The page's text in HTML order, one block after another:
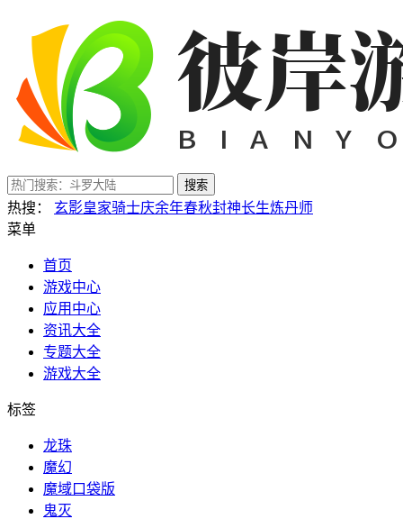
搜索
热搜： 玄影皇家骑士庆余年春秋封神长生炼丹师
菜单
首页
游戏中心
应用中心
资讯大全
专题大全
游戏大全
标签
龙珠
魔幻
魔域口袋版
鬼灭